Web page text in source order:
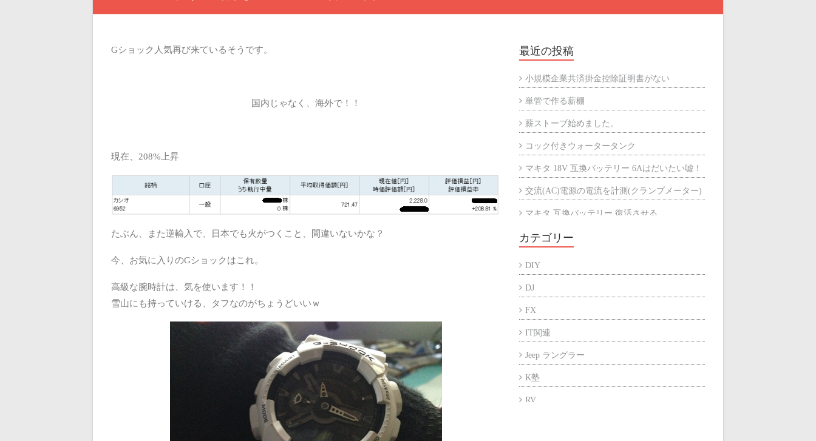
Gショック人気再び来ているそうです。
国内じゃなく、海外で！！
現在、208%上昇
たぶん、また逆輸入で、日本でも火がつくこと、間違いないかな？
今、お気に入りのGショックはこれ。
高級な腕時計は、気を使います！！
雪山にも持っていける、タフなのがちょうどいいｗ
最近の投稿
小規模企業共済掛金控除証明書がない
単管で作る薪棚
薪ストーブ始めました。
コック付きウォータータンク
マキタ 18V 互換バッテリー 6Aはだいたい嘘！
交流(AC)電源の電流を計測(クランプメーター)
マキタ 互換バッテリー 復活させる
マキタ 互換バッテリーが充電できない
カテゴリー
DIY
DJ
FX
IT関連
Jeep ラングラー
K塾
RV